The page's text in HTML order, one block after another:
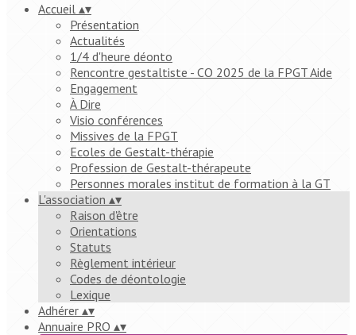
Accueil ▴▾
Présentation
Actualités
1/4 d'heure déonto
Rencontre gestaltiste - CO 2025 de la FPGT Aide
Engagement
À Dire
Visio conférences
Missives de la FPGT
Ecoles de Gestalt-thérapie
Profession de Gestalt-thérapeute
Personnes morales institut de formation à la GT
L'association ▴▾
Raison d'être
Orientations
Statuts
Règlement intérieur
Codes de déontologie
Lexique
Adhérer ▴▾
Annuaire PRO ▴▾